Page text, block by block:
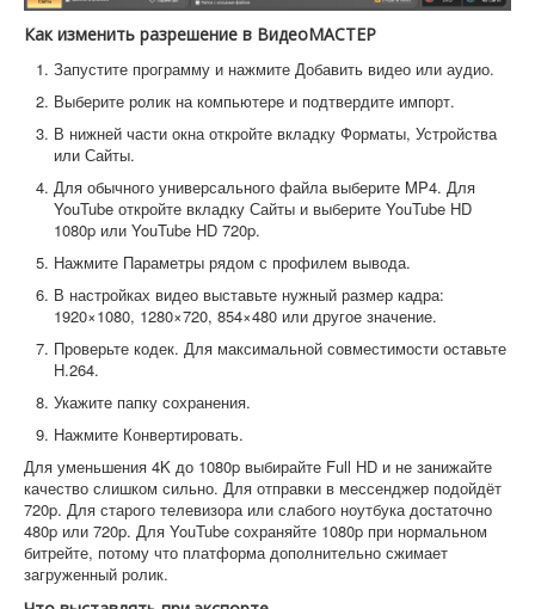
Как изменить разрешение в ВидеоМАСТЕР
Запустите программу и нажмите Добавить видео или аудио.
Выберите ролик на компьютере и подтвердите импорт.
В нижней части окна откройте вкладку Форматы, Устройства
или Сайты.
Для обычного универсального файла выберите MP4. Для
YouTube откройте вкладку Сайты и выберите YouTube HD
1080p или YouTube HD 720p.
Нажмите Параметры рядом с профилем вывода.
В настройках видео выставьте нужный размер кадра:
1920×1080, 1280×720, 854×480 или другое значение.
Проверьте кодек. Для максимальной совместимости оставьте
H.264.
Укажите папку сохранения.
Нажмите Конвертировать.
Для уменьшения 4K до 1080p выбирайте Full HD и не занижайте
качество слишком сильно. Для отправки в мессенджер подойдёт
720p. Для старого телевизора или слабого ноутбука достаточно
480p или 720p. Для YouTube сохраняйте 1080p при нормальном
битрейте, потому что платформа дополнительно сжимает
загруженный ролик.